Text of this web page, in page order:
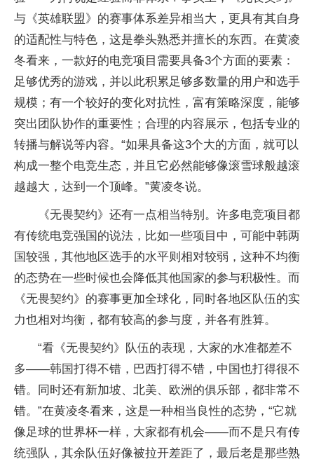
与《英雄联盟》的赛事体系差异相当大，更具有其自身
的适配性与特色，这是拳头熟悉并擅长的东西。在黄凌
冬看来，一款好的电竞项目需要具备3个方面的要素：
足够优秀的游戏，并以此积累足够多数量的用户和选手
规模；有一个较好的变化对抗性，富有策略深度，能够
突出团队协作的重要性；合理的内容展示，包括专业的
转播与解说等内容。“如果具备这3个大的方面，就可以
构成一整个电竞生态，并且它必然能够像滚雪球般越滚
越越大，达到一个顶峰。”黄凌冬说。
《无畏契约》还有一点相当特别。许多电竞项目都
有传统电竞强国的说法，比如一些项目中，可能中韩两
国较强，其他地区选手的水平则相对较弱，这种不均衡
的态势在一些时候也会降低其他国家的参与积极性。而
《无畏契约》的赛事更加全球化，同时各地区队伍的实
力也相对均衡，都有较高的参与度，并各有胜算。
“看《无畏契约》队伍的表现，大家的水准都差不
多——韩国打得不错，巴西打得不错，中国也打得很不
错。同时还有新加坡、北美、欧洲的俱乐部，都非常不
错。”在黄凌冬看来，这是一种相当良性的态势，“它就
像足球的世界杯一样，大家都有机会——而不是只有传
统强队，其余队伍好像被拉开差距了，最后老是那些熟